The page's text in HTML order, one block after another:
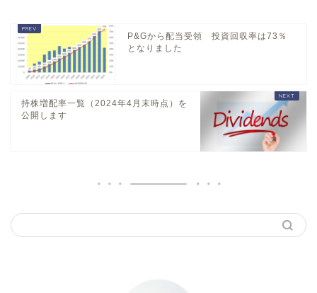
P&Gから配当受領 投資回収率は73％
となりました
持株増配率一覧（2024年4月末時点）を
公開します